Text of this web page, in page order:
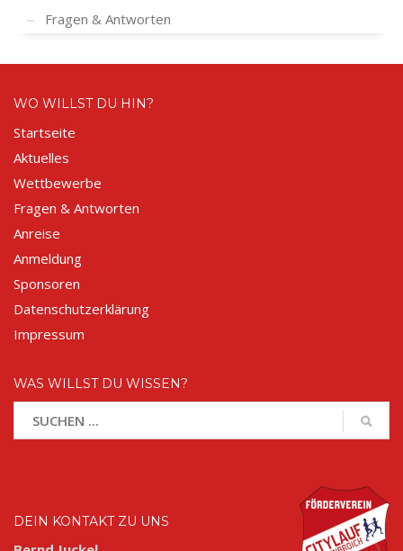
Fragen & Antworten
WO WILLST DU HIN?
Startseite
Aktuelles
Wettbewerbe
Fragen & Antworten
Anreise
Anmeldung
Sponsoren
Datenschutzerklärung
Impressum
WAS WILLST DU WISSEN?
DEIN KONTAKT ZU UNS